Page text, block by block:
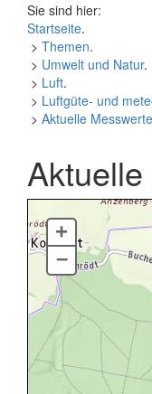
Sie sind hier:
Startseite.
> Themen.
> Umwelt und Natur.
> Luft.
> Luftgüte- und
> Aktuelle Messwerte
+
–